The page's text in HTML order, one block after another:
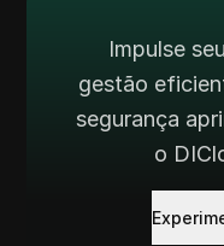
Impulse
gestão
segurança
o